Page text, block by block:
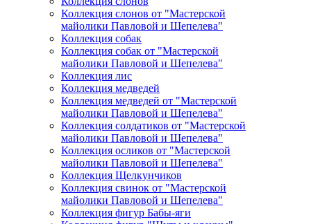
Коллекция слонов от "Мастерской
майолики Павловой и Шепелева"
Коллекция собак
Коллекция собак от "Мастерской
майолики Павловой и Шепелева"
Коллекция лис
Коллекция медведей
Коллекция медведей от "Мастерской
майолики Павловой и Шепелева"
Коллекция солдатиков от "Мастерской
майолики Павловой и Шепелева"
Коллекция осликов от "Мастерской
майолики Павловой и Шепелева"
Коллекция Щелкунчиков
Коллекция свинок от "Мастерской
майолики Павловой и Шепелева"
Коллекция фигур Бабы-яги